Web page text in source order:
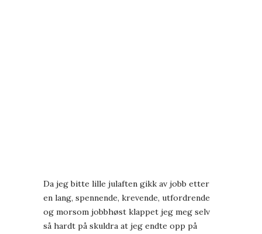
Da jeg bitte lille julaften gikk av jobb etter
en lang, spennende, krevende, utfordrende
og morsom jobbhøst klappet jeg meg selv
så hardt på skuldra at jeg endte opp på